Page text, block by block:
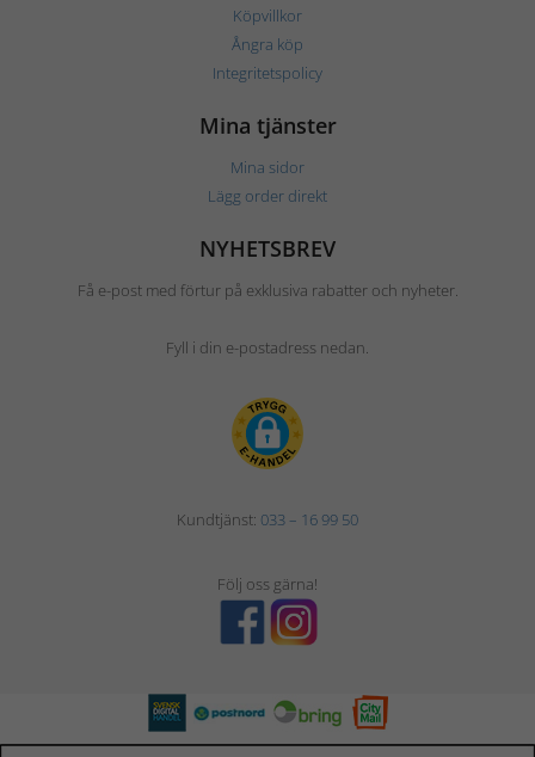
Köpvillkor
Ångra köp
Integritetspolicy
Mina tjänster
Mina sidor
Lägg order direkt
NYHETSBREV
Få e-post med förtur på exklusiva rabatter och nyheter.
Fyll i din e-postadress nedan.
Kundtjänst: 033 – 16 99 50
Följ oss gärna!